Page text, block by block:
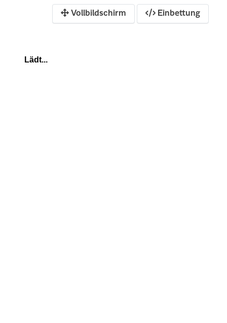
Vollbildschirm Einbettung